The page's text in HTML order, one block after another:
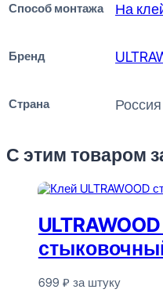
Способ монтажа На
Бренд
Страна Россия
С этим товаром
699 ₽ за штуку